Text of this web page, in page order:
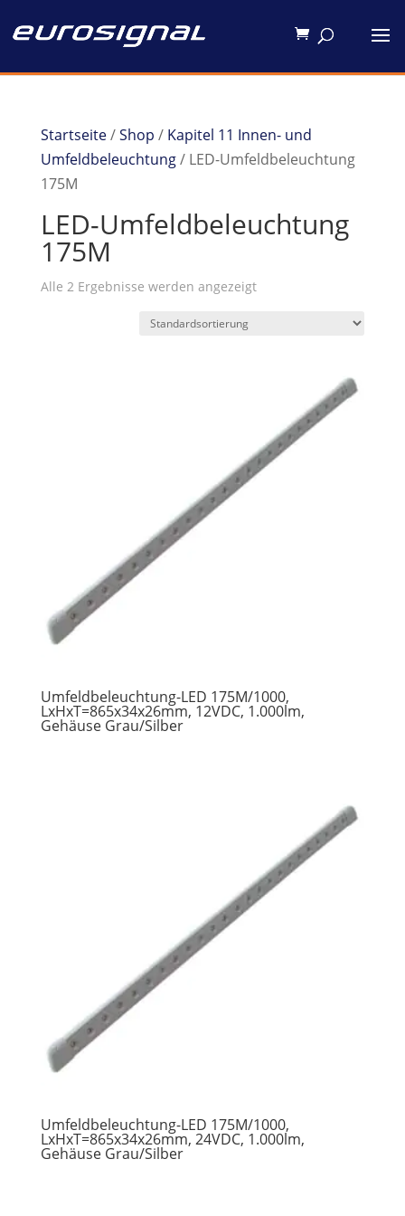
Startseite/Shop / Kapitel 11 Innen- und
Umfeldbeleuchtung/ LED-Umfeldbeleuchtung
175M
LED-Umfeldbeleuchtung
175M
Alle 2 Ergebnisse werden angezeigt
Umfeldbeleuchtung-LED 175M/1000,
LxHxT=865x34x26mm, 12VDC, 1.000lm,
Gehäuse Grau/Silber
Umfeldbeleuchtung-LED 175M/1000,
LxHxT=865x34x26mm, 24VDC, 1.000lm,
Gehäuse Grau/Silber